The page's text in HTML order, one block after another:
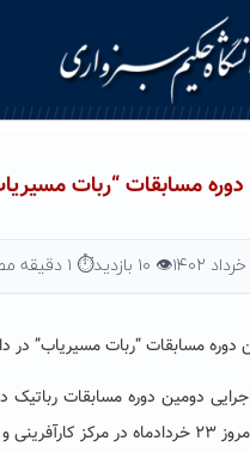
مسابقات “ربات
👁 ۱۰ بازدید ⏱ ۱ دقیقه مطالعه
دوره مسابقات “ربات مسیریاب” در
حکیم سبزواری شروع به کار خواهد کرد.